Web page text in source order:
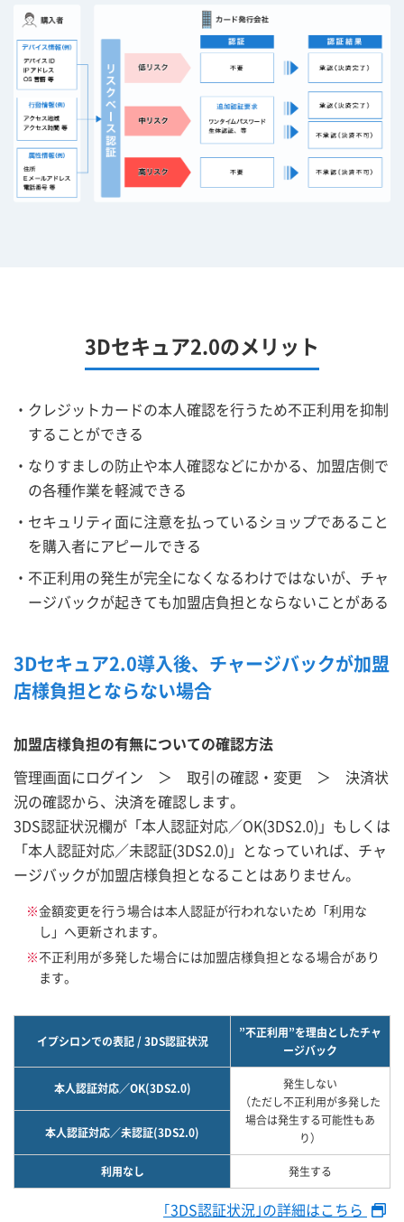
3Dセキュア2.0のメリット
・クレジットカードの本人確認を行うため不正利用を抑制
することができる
・なりすましの防止や本人確認などにかかる、加盟店側で
の各種作業を軽減できる
・セキュリティ面に注意を払っているショップであること
を購入者にアピールできる
・不正利用の発生が完全になくなるわけではないが、チャ
ージバックが起きても加盟店負担とならないことがある
3Dセキュア2.0導入後、チャージバックが加盟
店様負担とならない場合
加盟店様負担の有無についての確認方法
管理画面にログイン ＞ 取引の確認・変更 ＞ 決済状
況の確認から、決済を確認します。
3DS認証状況欄が「本人認証対応／OK(3DS2.0)」もしくは
「本人認証対応／未認証(3DS2.0)」となっていれば、チャ
ージバックが加盟店様負担となることはありません。
※金額変更を行う場合は本人認証が行われないため「利用な
し」へ更新されます。
※不正利用が多発した場合には加盟店様負担となる場合があり
ます。
イプシロンでの表記 / 3DS認証状況
”不正利用”を理由としたチャ
ージバック
本人認証対応／OK(3DS2.0)
発生しない
（ただし不正利用が多発した
場合は発生する可能性もあ
り）
本人認証対応／未認証(3DS2.0)
利用なし 発生する
｢3DS認証状況｣の詳細はこちら